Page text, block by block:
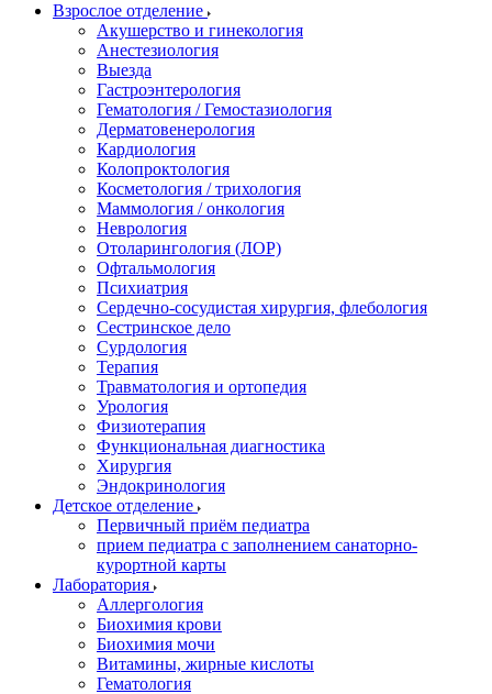
Взрослое отделение
Акушерство и гинекология
Анестезиология
Выезда
Гастроэнтерология
Гематология / Гемостазиология
Дерматовенерология
Кардиология
Колопроктология
Косметология / трихология
Маммология / онкология
Неврология
Отоларингология (ЛОР)
Офтальмология
Психиатрия
Сердечно-сосудистая хирургия, флебология
Сестринское дело
Сурдология
Терапия
Травматология и ортопедия
Урология
Физиотерапия
Функциональная диагностика
Хирургия
Эндокринология
Детское отделение
Первичный приём педиатра
прием педиатра с заполнением санаторно-
курортной карты
Лаборатория
Аллергология
Биохимия крови
Биохимия мочи
Витамины, жирные кислоты
Гематология